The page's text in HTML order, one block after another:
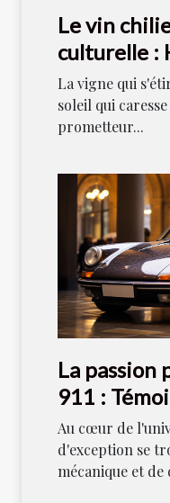
Le vin
culturelle :
tradition
La vigne qui
soleil qui
prometteur...
La passion
911 :
Au cœur de
d'exception se
mécanique et de